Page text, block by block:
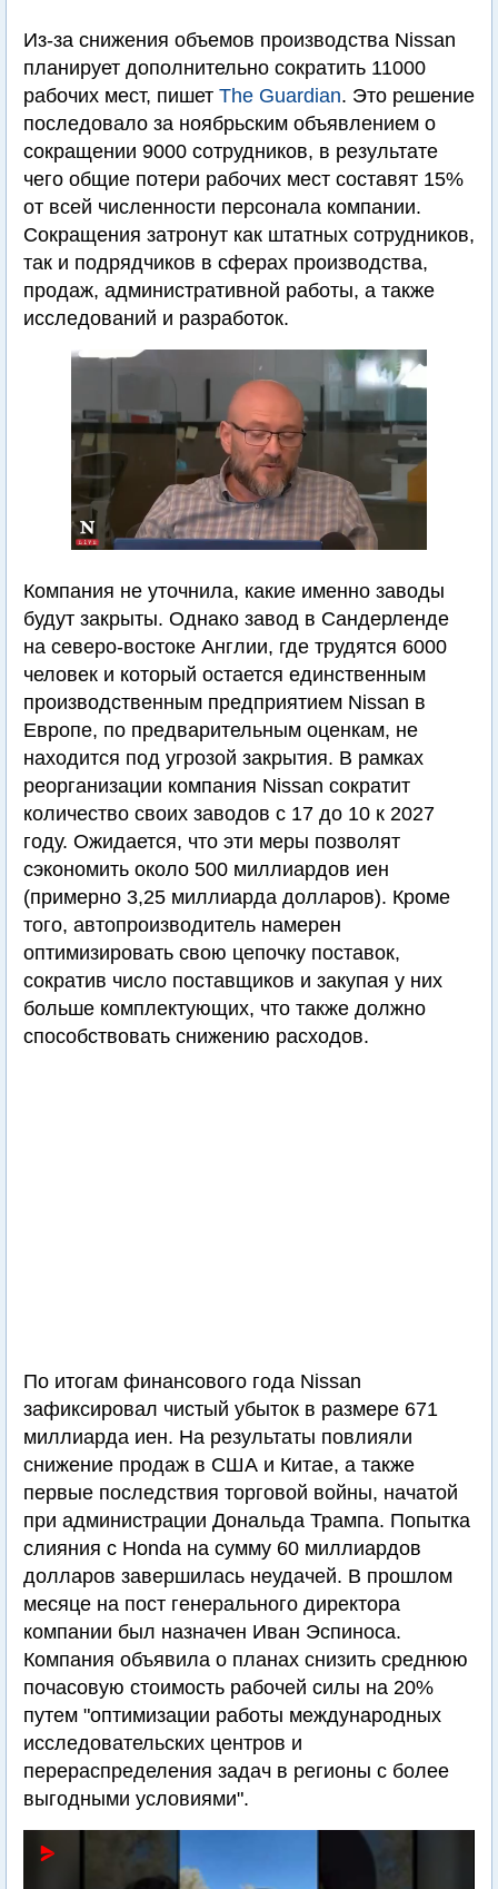
Из-за снижения объемов производства Nissan
планирует дополнительно сократить 11000
рабочих мест, пишет The Guardian. Это решение
последовало за ноябрьским объявлением о
сокращении 9000 сотрудников, в результате
чего общие потери рабочих мест составят 15%
от всей численности персонала компании.
Сокращения затронут как штатных сотрудников,
так и подрядчиков в сферах производства,
продаж, административной работы, а также
исследований и разработок.
Компания не уточнила, какие именно заводы
будут закрыты. Однако завод в Сандерленде
на северо-востоке Англии, где трудятся 6000
человек и который остается единственным
производственным предприятием Nissan в
Европе, по предварительным оценкам, не
находится под угрозой закрытия. В рамках
реорганизации компания Nissan сократит
количество своих заводов с 17 до 10 к 2027
году. Ожидается, что эти меры позволят
сэкономить около 500 миллиардов иен
(примерно 3,25 миллиарда долларов). Кроме
того, автопроизводитель намерен
оптимизировать свою цепочку поставок,
сократив число поставщиков и закупая у них
больше комплектующих, что также должно
способствовать снижению расходов.
По итогам финансового года Nissan
зафиксировал чистый убыток в размере 671
миллиарда иен. На результаты повлияли
снижение продаж в США и Китае, а также
первые последствия торговой войны, начатой
при администрации Дональда Трампа. Попытка
слияния с Honda на сумму 60 миллиардов
долларов завершилась неудачей. В прошлом
месяце на пост генерального директора
компании был назначен Иван Эспиноса.
Компания объявила о планах снизить среднюю
почасовую стоимость рабочей силы на 20%
путем "оптимизации работы международных
исследовательских центров и
перераспределения задач в регионы с более
выгодными условиями".